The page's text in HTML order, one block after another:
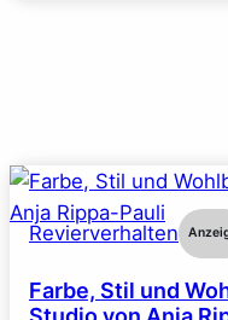
Revierverhalten
Farbe, Stil und